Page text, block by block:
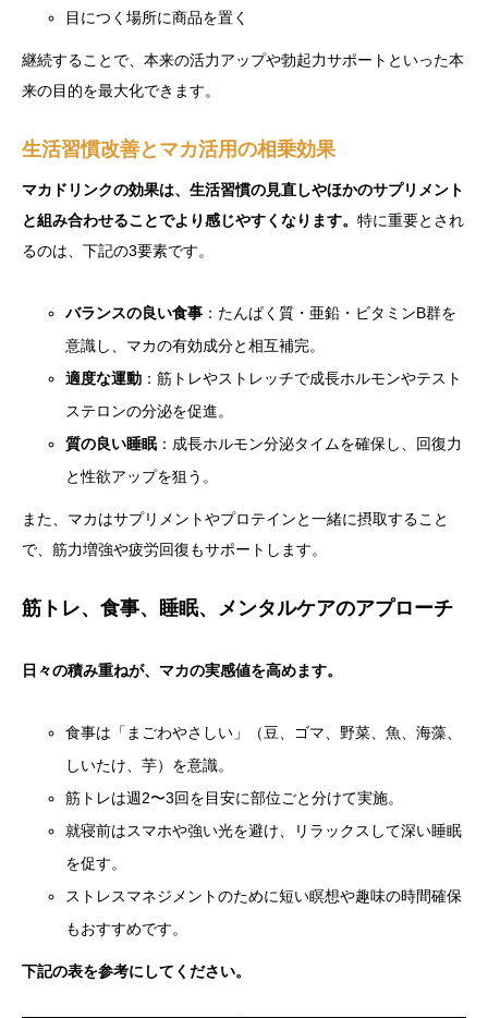
目につく場所に商品を置く
継続することで、本来の活力アップや勃起力サポートといった本
来の目的を最大化できます。
生活習慣改善とマカ活用の相乗効果
マカドリンクの効果は、生活習慣の見直しやほかのサプリメント
と組み合わせることでより感じやすくなります。 特に重要とされ
るのは、下記の3要素です。
バランスの良い食事 ：たんぱく質・亜鉛・ビタミンB群を
意識し、マカの有効成分と相互補完。
適度な運動 ：筋トレやストレッチで成長ホルモンやテスト
ステロンの分泌を促進。
質の良い睡眠 ：成長ホルモン分泌タイムを確保し、回復力
と性欲アップを狙う。
また、マカはサプリメントやプロテインと一緒に摂取すること
で、筋力増強や疲労回復もサポートします。
筋トレ、食事、睡眠、メンタルケアのアプローチ
日々の積み重ねが、マカの実感値を高めます。
食事は「まごわやさしい」（豆、ゴマ、野菜、魚、海藻、
しいたけ、芋）を意識。
筋トレは週2〜3回を目安に部位ごと分けて実施。
就寝前はスマホや強い光を避け、リラックスして深い睡眠
を促す。
ストレスマネジメントのために短い瞑想や趣味の時間確保
もおすすめです。
下記の表を参考にしてください。